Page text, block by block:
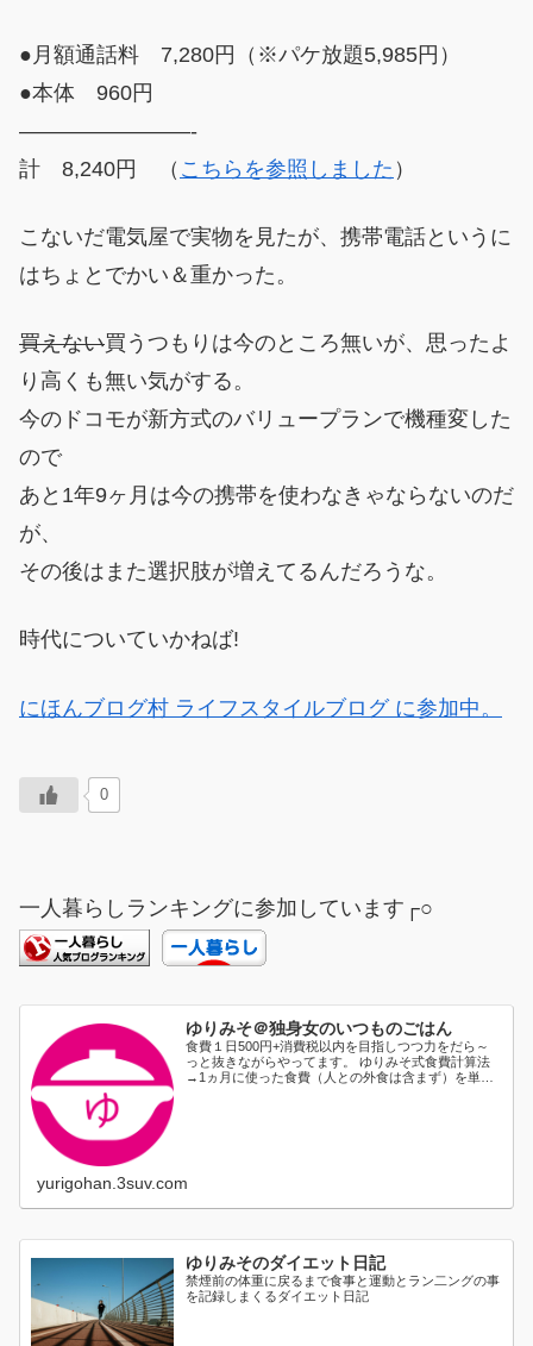
●月額通話料 7,280円（※パケ放題5,985円）
●本体 960円
————————-
計 8,240円 （ こちらを参照しました ）
こないだ電気屋で実物を見たが、携帯電話というに
はちょとでかい＆重かった。
買えない買うつもりは今のところ無いが、思ったよ
り高くも無い気がする。
今のドコモが新方式のバリュープランで機種変した
ので
あと1年9ヶ月は今の携帯を使わなきゃならないのだ
が、
その後はまた選択肢が増えてるんだろうな。
時代についていかねば!
にほんブログ村 ライフスタイルブログ に参加中。
0
一人暮らしランキングに参加しています┌○
ゆりみそ＠独身女のいつものごはん
食費１日500円+消費税以内を目指しつつ力をだら～
っと抜きながらやってます。 ゆりみそ式食費計算法
→1ヵ月に使った食費（人との外食は含まず）を単純
yurigohan.3suv.com
ゆりみそのダイエット日記
禁煙前の体重に戻るまで食事と運動とラン二ングの事
を記録しまくるダイエット日記